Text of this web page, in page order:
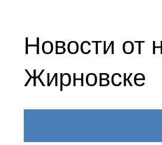
Новости от
Жирновске